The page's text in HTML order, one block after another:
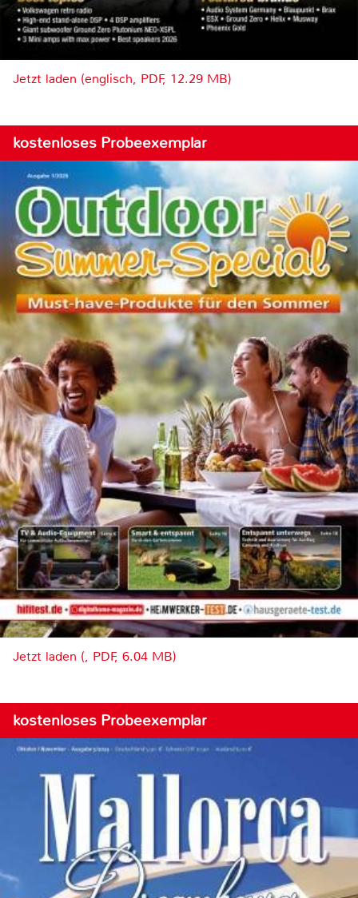
Jetzt laden (englisch, PDF, 12.29 MB)
kostenloses Probeexemplar
Jetzt laden (, PDF, 6.04 MB)
kostenloses Probeexemplar